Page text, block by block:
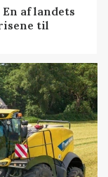
af landets
til